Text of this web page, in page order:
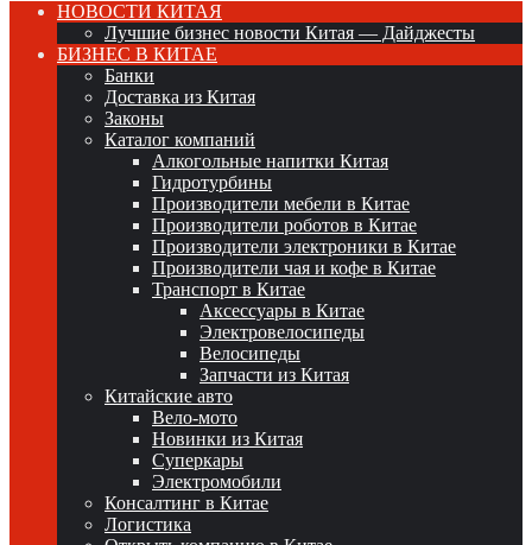
НОВОСТИ КИТАЯ
Лучшие бизнес новости Китая — Дайджесты
БИЗНЕС В КИТАЕ
Банки
Доставка из Китая
Законы
Каталог компаний
Алкогольные напитки Китая
Гидротурбины
Производители мебели в Китае
Производители роботов в Китае
Производители электроники в Китае
Производители чая и кофе в Китае
Транспорт в Китае
Аксессуары в Китае
Электровелосипеды
Велосипеды
Запчасти из Китая
Китайские авто
Вело-мото
Новинки из Китая
Суперкары
Электромобили
Консалтинг в Китае
Логистика